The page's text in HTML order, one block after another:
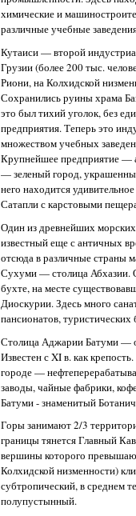
химические и
различные учебные
Кутаиси — второй
Грузии (более 200 тыс.
Риони, на Колхидской
Сохранились руины храма
это был тихий уголок, без
предприятия. Теперь это
множеством учебных
Крупнейшее предприятие —
— зеленый город,
него находится
Сатапли с карстовыми
Один из древнейших
известный еще с античных
отсюда в различные страны
Сухуми — столица Абхазии.
бухте, на месте
Диоскурии. Здесь много
пансионатов, туристических
Столица Аджарии Батуми —
Известен с XI в. как
городе —
заводы, чайные фабрики,
Батуми - знаменитый
Горы занимают 2/3
границы тянется Главный
вершины которого
Колхидской низменности)
субтропический, в среднем
полупустынный.